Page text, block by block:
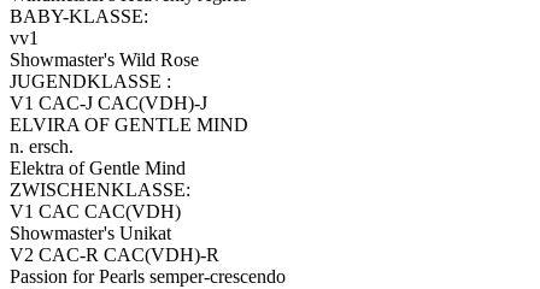
BABY-KLASSE:
vv1
Showmaster's Wild Rose
JUGENDKLASSE :
V1 CAC-J CAC(VDH)-J
ELVIRA OF GENTLE MIND
n. ersch.
Elektra of Gentle Mind
ZWISCHENKLASSE:
V1 CAC CAC(VDH)
Showmaster's Unikat
V2 CAC-R CAC(VDH)-R
Passion for Pearls semper-crescendo